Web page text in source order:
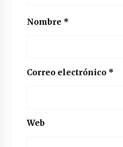
Nombre *
Correo electrónico *
Web